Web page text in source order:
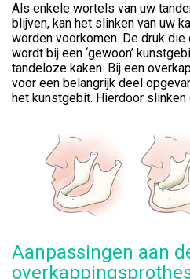
Als enkele wortels van uw
blijven, kan het slinken van uw
worden voorkomen. De druk
wordt bij een ‘gewoon’
tandeloze kaken. Bij een
voor een belangrijk deel
het kunstgebit. Hierdoor slinken
Aanpassingen aan